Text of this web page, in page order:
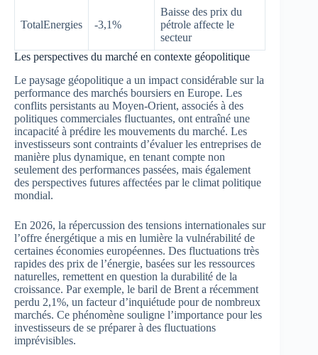
TotalEnergies -3,1%
Baisse des prix du
pétrole affecte le
secteur
Les perspectives du marché en contexte géopolitique
Le paysage géopolitique a un impact considérable sur la
performance des marchés boursiers en Europe. Les
conflits persistants au Moyen-Orient, associés à des
politiques commerciales fluctuantes, ont entraîné une
incapacité à prédire les mouvements du marché. Les
investisseurs sont contraints d’évaluer les entreprises de
manière plus dynamique, en tenant compte non
seulement des performances passées, mais également
des perspectives futures affectées par le climat politique
mondial.
En 2026, la répercussion des tensions internationales sur
l’offre énergétique a mis en lumière la vulnérabilité de
certaines économies européennes. Des fluctuations très
rapides des prix de l’énergie, basées sur les ressources
naturelles, remettent en question la durabilité de la
croissance. Par exemple, le baril de Brent a récemment
perdu 2,1%, un facteur d’inquiétude pour de nombreux
marchés. Ce phénomène souligne l’importance pour les
investisseurs de se préparer à des fluctuations
imprévisibles.